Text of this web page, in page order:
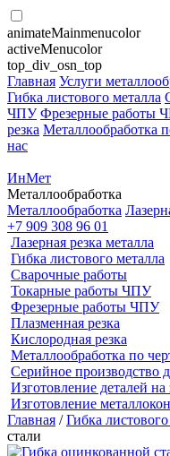
animateMainmenucolor
activeMenucolor
top_div_osn_top
Главная Услуги
Гибка листового металла
ЧПУ Фрезерные работы
резка Металлообработка
нас
ИнМет
Металлообработка
Металлообработка
+7 909 308 96 01
Лазерная резка металла
Гибка листового металла
Сварочные работы
Токарные работы ЧПУ
Фрезерные работы ЧПУ
Плазменная резка
Кислородная резка
Металлообработка по
Серийное производство
Изготовление деталей на
Изготовление
Главная /Гибка
стали